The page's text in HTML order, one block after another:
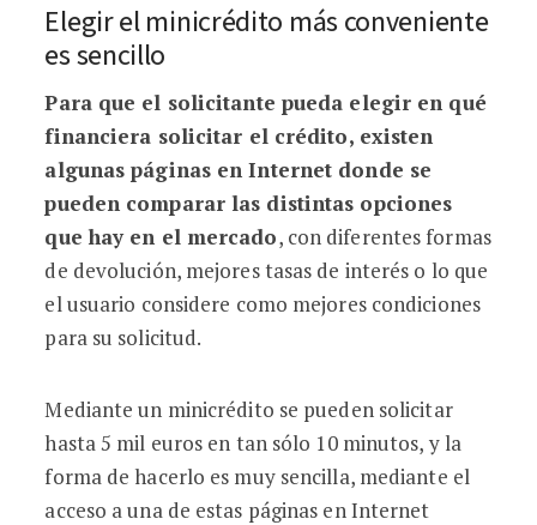
Elegir el minicrédito más conveniente
es sencillo
Para que el solicitante pueda elegir en qué
financiera solicitar el crédito, existen
algunas páginas en Internet donde se
pueden comparar las distintas opciones
que hay en el mercado, con diferentes formas
de devolución, mejores tasas de interés o lo que
el usuario considere como mejores condiciones
para su solicitud.
Mediante un minicrédito se pueden solicitar
hasta 5 mil euros en tan sólo 10 minutos, y la
forma de hacerlo es muy sencilla, mediante el
acceso a una de estas páginas en Internet